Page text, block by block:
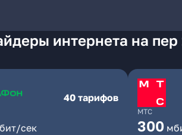
интернета на
40 тарифов
сек
МТС
300